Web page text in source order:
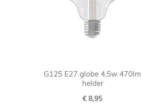
G125 E27 globe 4,5w 470lm
helder
€ 8,95